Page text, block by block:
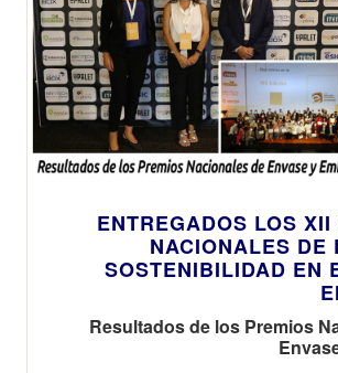
ENTREGADOS LOS XII
NACIONALES DE
SOSTENIBILIDAD EN
Resultados de los Premios